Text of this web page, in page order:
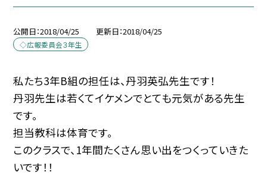
公開日 2018/04/25 更新日 2018/04/25
◇広報委員会３年生
私たち3年B組の担任は、丹羽英弘先生です！
丹羽先生は若くてイケメンでとても元気がある先生
です。
担当教科は体育です。
このクラスで、1年間たくさん思い出をつくっていきた
いです！！